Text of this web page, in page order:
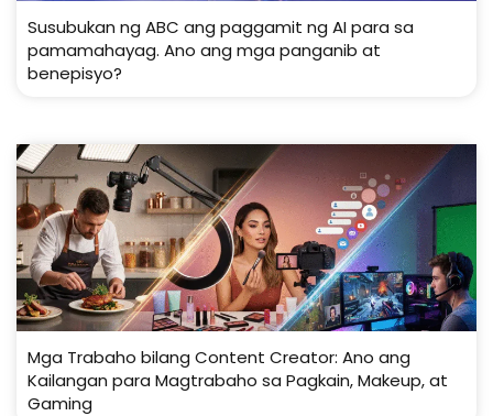
Susubukan ng ABC ang paggamit ng AI para sa
pamamahayag. Ano ang mga panganib at
benepisyo?
Mga Trabaho bilang Content Creator: Ano ang
Kailangan para Magtrabaho sa Pagkain, Makeup, at
Gaming